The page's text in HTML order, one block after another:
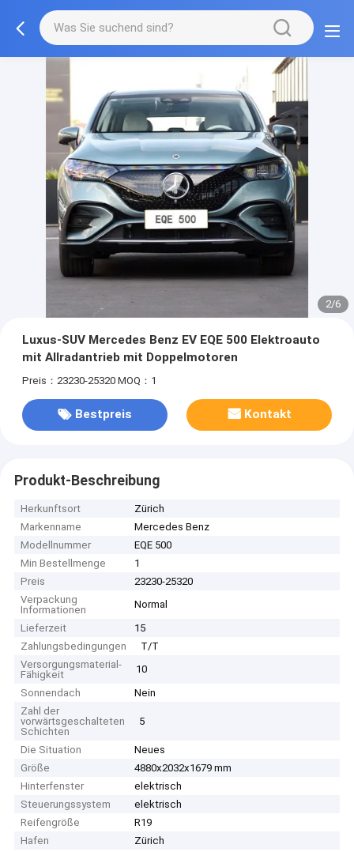
2/6
Luxus-SUV Mercedes Benz EV EQE 500 Elektroauto
mit Allradantrieb mit Doppelmotoren
Preis：23230-25320 MOQ：1
Bestpreis Kontakt
Produkt-Beschreibung
Herkunftsort
Zürich
Markenname
Mercedes Benz
Modellnummer
EQE 500
Min Bestellmenge
1
Preis
23230-25320
Verpackung
Informationen
Normal
Lieferzeit
15
Zahlungsbedingungen
T/T
Versorgungsmaterial-
Fähigkeit
10
Sonnendach
Nein
Zahl der
vorwärtsgeschalteten
Schichten
5
Die Situation
Neues
Größe
4880x2032x1679 mm
Hinterfenster
elektrisch
Steuerungssystem
elektrisch
Reifengröße
R19
Hafen
Zürich